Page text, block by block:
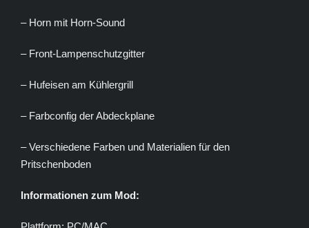
– Horn mit Horn-Sound
– Front-Lampenschutzgitter
– Hufeisen am Kühlergrill
– Farbconfig der Abdeckplane
– Verschiedene Farben und Materialien für den
Pritschenboden
Informationen zum Mod: